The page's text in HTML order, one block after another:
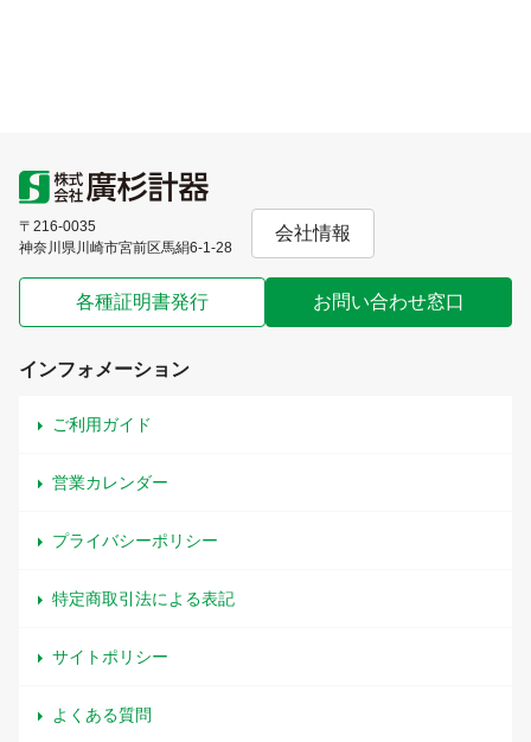
〒216-0035
神奈川県川崎市宮前区馬絹6-1-28
会社情報
各種証明書発行 お問い合わせ窓口
インフォメーション
ご利用ガイド
営業カレンダー
プライバシーポリシー
特定商取引法による表記
サイトポリシー
よくある質問